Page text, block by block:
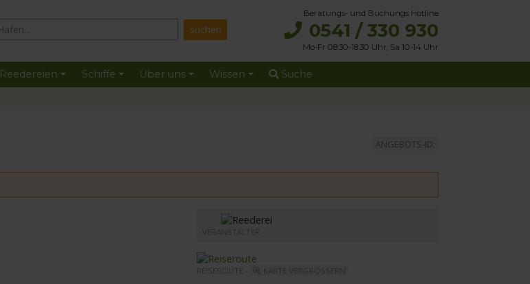
Beratungs- und Buchungs Hotline
0541 / 330 930
Mo-Fr 08:30-18:30 Uhr, Sa 10-14 Uhr
Reedereien Schiffe Über uns Wissen Suche
ANGEBOTS-ID:
REISEROUTE -